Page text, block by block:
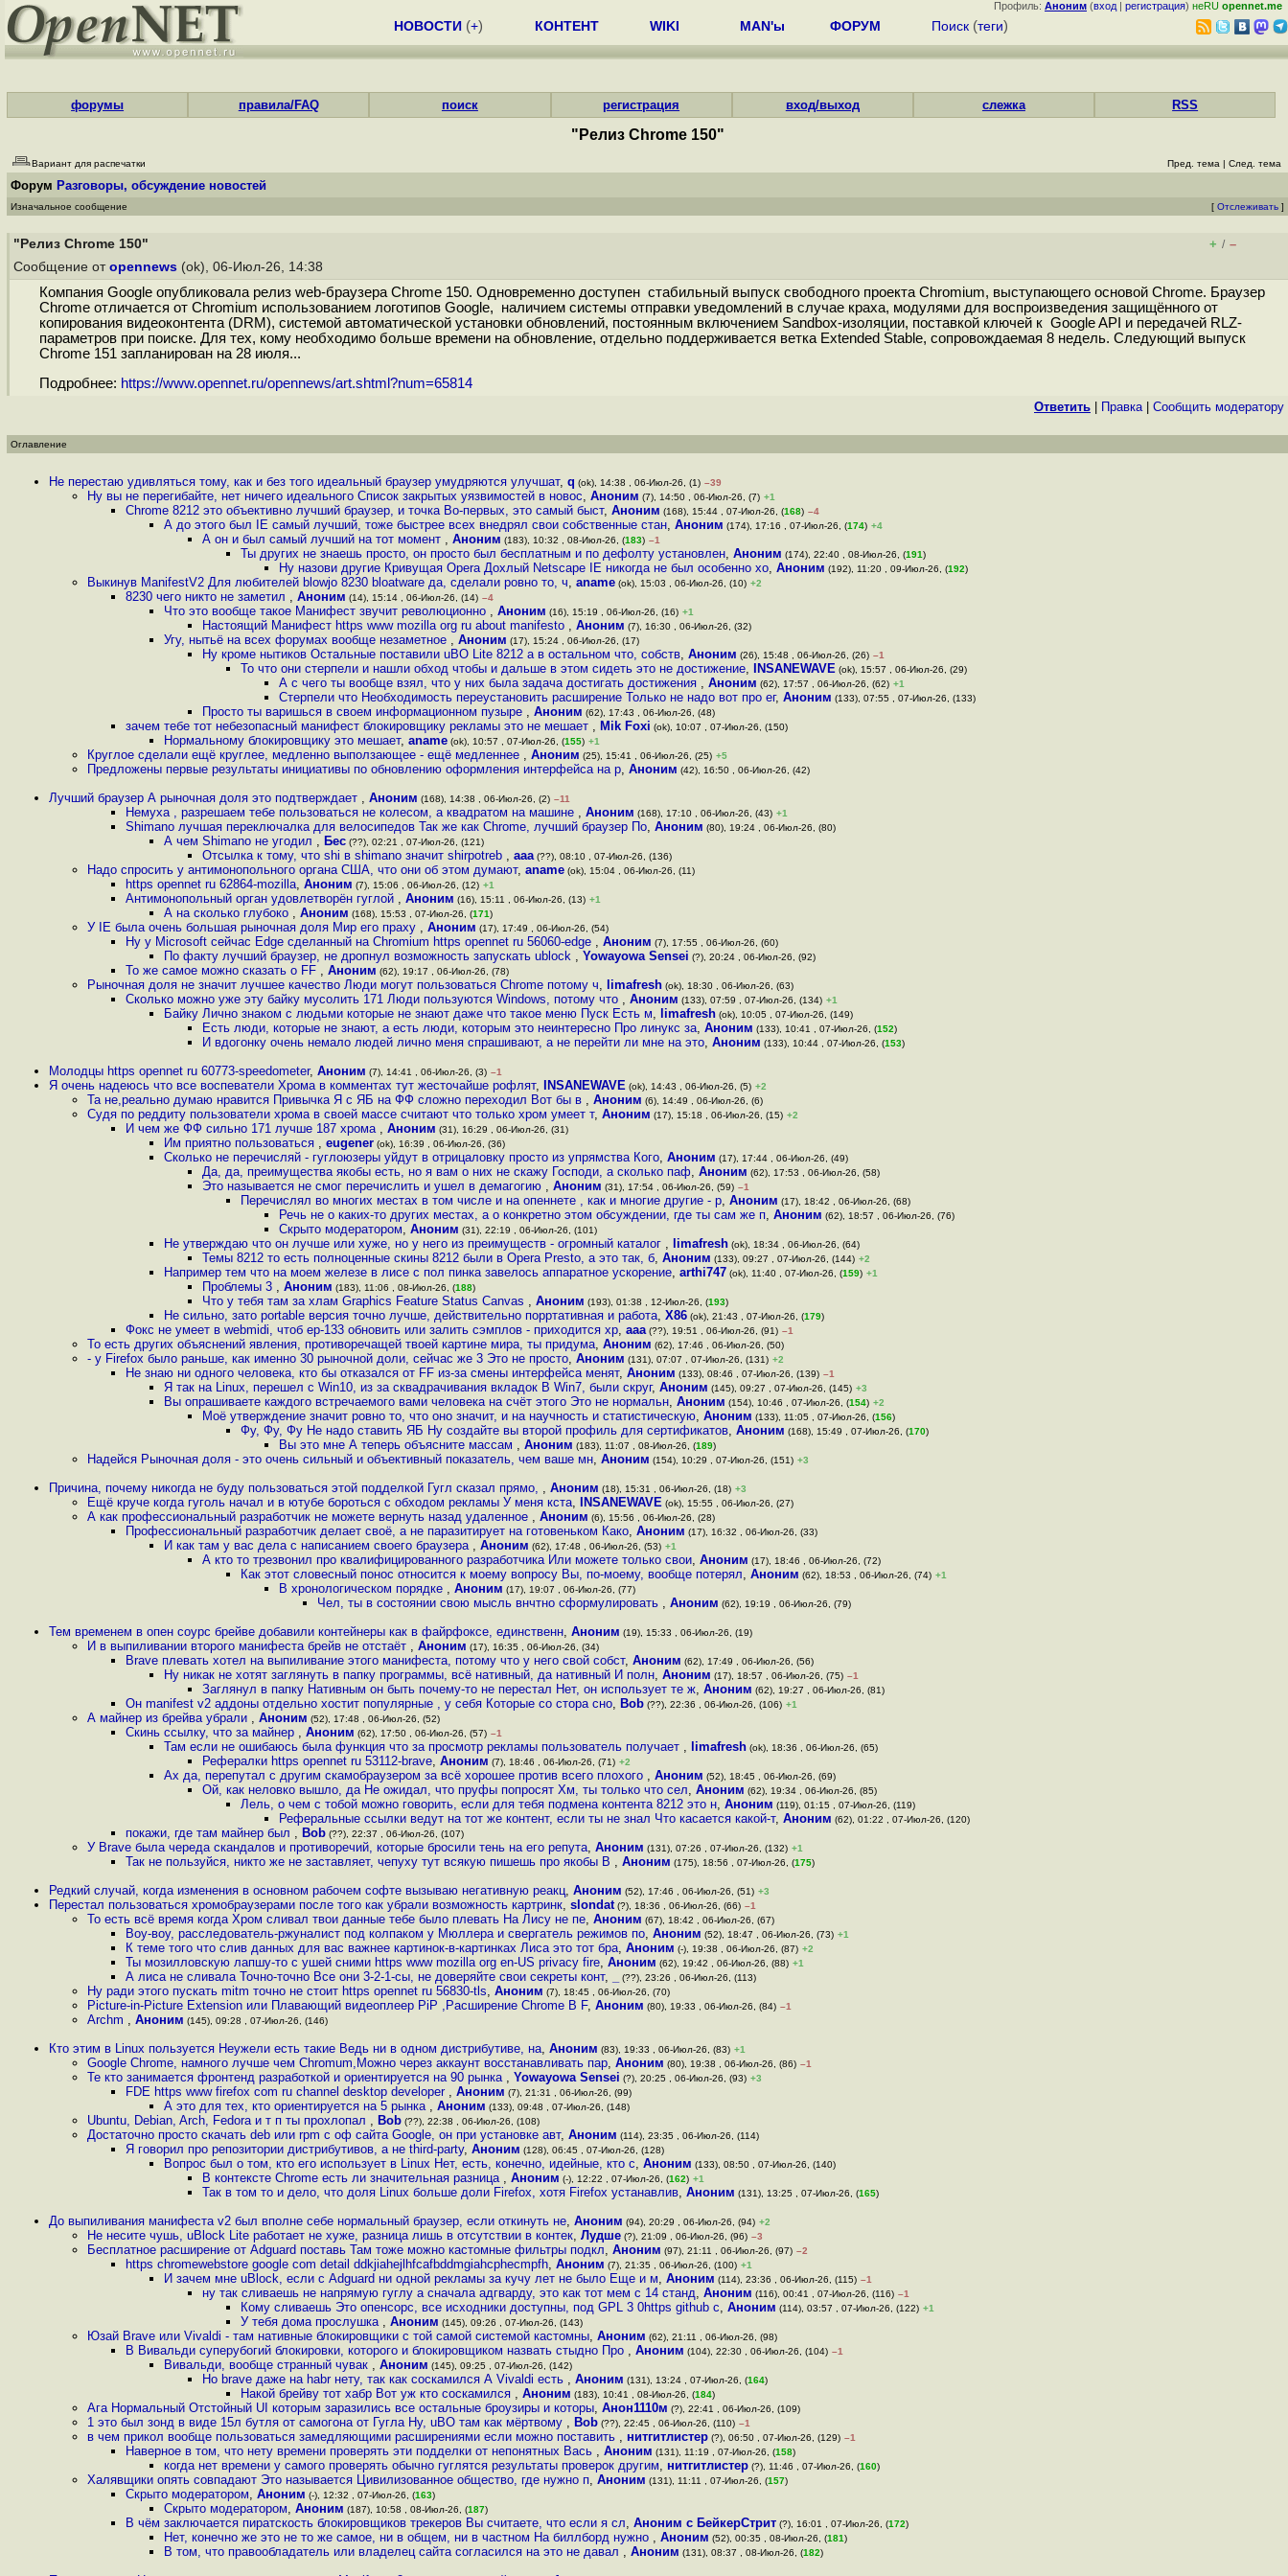
Профиль: Аноним (вход | регистрация) неRU opennet.me
НОВОСТИ (+) КОНТЕНТ WIKI MAN'ы ФОРУМ Поиск (теги)
форумы правила/FAQ поиск регистрация вход/выход слежка RSS
"Релиз Chrome 150"
Вариант для распечатки Пред. тема | След. тема
Форум Разговоры, обсуждение новостей
Изначальное сообщение [ Отслеживать ]
"Релиз Chrome 150" + / –
Сообщение от opennews (ok), 06-Июл-26, 14:38
Компания Google опубликовала релиз web-браузера Chrome 150. Одновременно доступен стабильный выпуск свободного проекта Chromium, выступающего основой Chrome. Браузер
Chrome отличается от Chromium использованием логотипов Google, наличием системы отправки уведомлений в случае краха, модулями для воспроизведения защищённого от
копирования видеоконтента (DRM), системой автоматической установки обновлений, постоянным включением Sandbox-изоляции, поставкой ключей к Google API и передачей RLZ-
параметров при поиске. Для тех, кому необходимо больше времени на обновление, отдельно поддерживается ветка Extended Stable, сопровождаемая 8 недель. Следующий выпуск
Chrome 151 запланирован на 28 июля...
Подробнее: https://www.opennet.ru/opennews/art.shtml?num=65814
Ответить Правка| Cообщить модератору
Оглавление
Не перестаю удивляться тому, как и без того идеальный браузер умудряются улучшат, q (ok), 14:38 , 06-Июл-26, (1) –39
Ну вы не перегибайте, нет ничего идеального Список закрытых уязвимостей в новос, Аноним (7), 14:50 , 06-Июл-26, (7) +1
Chrome 8212 это объективно лучший браузер, и точка Во-первых, это самый быст, Аноним (168), 15:44 , 07-Июл-26, (168) –4
А до этого был IE самый лучший, тоже быстрее всех внедрял свои собственные стан, Аноним (174), 17:16 , 07-Июл-26, (174) +4
А он и был самый лучший на тот момент , Аноним (183), 10:32 , 08-Июл-26, (183) –1
Ты других не знаешь просто, он просто был бесплатным и по дефолту установлен, Аноним (174), 22:40 , 08-Июл-26, (191)
Ну назови другие Кривущая Opera Дохлый Netscape IE никогда не был особенно хо, Аноним (192), 11:20 , 09-Июл-26, (192)
Выкинув ManifestV2 Для любителей blowjo 8230 bloatware да, сделали ровно то, ч, aname (ok), 15:03 , 06-Июл-26, (10) +2
8230 чего никто не заметил , Аноним (14), 15:14 , 06-Июл-26, (14) –4
Что это вообще такое Манифест звучит революционно , Аноним (16), 15:19 , 06-Июл-26, (16) +1
Настоящий Манифест https www mozilla org ru about manifesto , Аноним (7), 16:30 , 06-Июл-26, (32)
Угу, нытьё на всех форумах вообще незаметное , Аноним (17), 15:24 , 06-Июл-26, (17)
Ну кроме нытиков Остальные поставили uBO Lite 8212 а в остальном что, собств, Аноним (26), 15:48 , 06-Июл-26, (26) –1
То что они стерпели и нашли обход чтобы и дальше в этом сидеть это не достижение, INSANEWAVE (ok), 15:57 , 06-Июл-26, (29)
А с чего ты вообще взял, что у них была задача достигать достижения , Аноним (62), 17:57 , 06-Июл-26, (62) +1
Стерпели что Необходимость переустановить расширение Только не надо вот про ег, Аноним (133), 07:55 , 07-Июл-26, (133)
Просто ты варишься в своем информационном пузыре , Аноним (62), 17:43 , 06-Июл-26, (48)
зачем тебе тот небезопасный манифест блокировщику рекламы это не мешает , Mik Foxi (ok), 10:07 , 07-Июл-26, (150)
Нормальному блокировщику это мешает, aname (ok), 10:57 , 07-Июл-26, (155) +1
Круглое сделали ещё круглее, медленно выползающее - ещё медленнее , Аноним (25), 15:41 , 06-Июл-26, (25) +5
Предложены первые результаты инициативы по обновлению оформления интерфейса на р, Аноним (42), 16:50 , 06-Июл-26, (42)
Лучший браузер А рыночная доля это подтверждает , Аноним (168), 14:38 , 06-Июл-26, (2) –11
Немуха , разрешаем тебе пользоваться не колесом, а квадратом на машине , Аноним (168), 17:10 , 06-Июл-26, (43) +1
Shimano лучшая переключалка для велосипедов Так же как Chrome, лучший браузер По, Аноним (80), 19:24 , 06-Июл-26, (80)
А чем Shimano не угодил , Бес (??), 02:21 , 07-Июл-26, (121)
Отсылка к тому, что shi в shimano значит shirpotreb , ааа (??), 08:10 , 07-Июл-26, (136)
Надо спросить у антимонопольного органа США, что они об этом думают, aname (ok), 15:04 , 06-Июл-26, (11)
https opennet ru 62864-mozilla, Аноним (7), 15:06 , 06-Июл-26, (12) +1
Антимонопольный орган удовлетворён гуглой , Аноним (16), 15:11 , 06-Июл-26, (13) +1
А на сколько глубоко , Аноним (168), 15:53 , 07-Июл-26, (171)
У IE была очень большая рыночная доля Мир его праху , Аноним (17), 17:49 , 06-Июл-26, (54)
Ну у Microsoft сейчас Edge сделанный на Chromium https opennet ru 56060-edge , Аноним (7), 17:55 , 06-Июл-26, (60)
По факту лучший браузер, не дропнул возможность запускать ublock , Yowayowa Sensei (?), 20:24 , 06-Июл-26, (92)
То же самое можно сказать о FF , Аноним (62), 19:17 , 06-Июл-26, (78)
Рыночная доля не значит лучшее качество Люди могут пользоваться Chrome потому ч, limafresh (ok), 18:30 , 06-Июл-26, (63)
Сколько можно уже эту байку мусолить 171 Люди пользуются Windows, потому что , Аноним (133), 07:59 , 07-Июл-26, (134) +1
Байку Лично знаком с людьми которые не знают даже что такое меню Пуск Есть м, limafresh (ok), 10:05 , 07-Июл-26, (149)
Есть люди, которые не знают, а есть люди, которым это неинтересно Про линукс за, Аноним (133), 10:41 , 07-Июл-26, (152)
И вдогонку очень немало людей лично меня спрашивают, а не перейти ли мне на это, Аноним (133), 10:44 , 07-Июл-26, (153)
Молодцы https opennet ru 60773-speedometer, Аноним (7), 14:41 , 06-Июл-26, (3) –1
Я очень надеюсь что все воспеватели Хрома в комментах тут жесточайше рофлят, INSANEWAVE (ok), 14:43 , 06-Июл-26, (5) +2
Та не,реально думаю нравится Привычка Я с ЯБ на ФФ сложно переходил Вот бы в , Аноним (6), 14:49 , 06-Июл-26, (6)
Судя по реддиту пользователи хрома в своей массе считают что только хром умеет т, Аноним (17), 15:18 , 06-Июл-26, (15) +2
И чем же ФФ сильно 171 лучше 187 хрома , Аноним (31), 16:29 , 06-Июл-26, (31)
Им приятно пользоваться , eugener (ok), 16:39 , 06-Июл-26, (36)
Сколько не перечисляй - гуглоюзеры уйдут в отрицаловку просто из упрямства Кого, Аноним (17), 17:44 , 06-Июл-26, (49)
Да, да, преимущества якобы есть, но я вам о них не скажу Господи, а сколько паф, Аноним (62), 17:53 , 06-Июл-26, (58)
Это называется не смог перечислить и ушел в демагогию , Аноним (31), 17:54 , 06-Июл-26, (59) –1
Перечислял во многих местах в том числе и на опеннете , как и многие другие - р, Аноним (17), 18:42 , 06-Июл-26, (68)
Речь не о каких-то других местах, а о конкретно этом обсуждении, где ты сам же п, Аноним (62), 18:57 , 06-Июл-26, (76)
Скрыто модератором, Аноним (31), 22:19 , 06-Июл-26, (101)
Не утверждаю что он лучше или хуже, но у него из преимуществ - огромный каталог , limafresh (ok), 18:34 , 06-Июл-26, (64)
Темы 8212 то есть полноценные скины 8212 были в Opera Presto, а это так, б, Аноним (133), 09:27 , 07-Июл-26, (144) +2
Например тем что на моем железе в лисе с пол пинка завелось аппаратное ускорение, arthi747 (ok), 11:40 , 07-Июл-26, (159) +1
Проблемы 3 , Аноним (183), 11:06 , 08-Июл-26, (188)
Что у тебя там за хлам Graphics Feature Status Canvas , Аноним (193), 01:38 , 12-Июл-26, (193)
Не сильно, зато portable версия точно лучше, действительно порртативная и работа, X86 (ok), 21:43 , 07-Июл-26, (179)
Фокс не умеет в webmidi, чтоб ep-133 обновить или залить сэмплов - приходится хр, ааа (??), 19:51 , 06-Июл-26, (91) –1
То есть других объяснений явления, противоречащей твоей картине мира, ты придума, Аноним (62), 17:46 , 06-Июл-26, (50)
- у Firefox было раньше, как именно 30 рыночной доли, сейчас же 3 Это не просто, Аноним (131), 07:07 , 07-Июл-26, (131) +2
Не знаю ни одного человека, кто бы отказался от FF из-за смены интерфейса менят, Аноним (133), 08:46 , 07-Июл-26, (139) –1
Я так на Linux, перешел с Win10, из за сквадрачивания вкладок В Win7, были скруг, Аноним (145), 09:27 , 07-Июл-26, (145) +3
Вы опрашиваете каждого встречаемого вами человека на счёт этого Это не нормальн, Аноним (154), 10:46 , 07-Июл-26, (154) +2
Моё утверждение значит ровно то, что оно значит, и на научность и статистическую, Аноним (133), 11:05 , 07-Июл-26, (156)
Фу, Фу, Фу Не надо ставить ЯБ Ну создайте вы второй профиль для сертификатов, Аноним (168), 15:49 , 07-Июл-26, (170)
Вы это мне А теперь объясните массам , Аноним (183), 11:07 , 08-Июл-26, (189)
Надейся Рыночная доля - это очень сильный и объективный показатель, чем ваше мн, Аноним (154), 10:29 , 07-Июл-26, (151) +3
Причина, почему никогда не буду пользоваться этой подделкой Гугл сказал прямо, , Аноним (18), 15:31 , 06-Июл-26, (18) +3
Ещё круче когда гуголь начал и в ютубе бороться с обходом рекламы У меня кста, INSANEWAVE (ok), 15:55 , 06-Июл-26, (27)
А как профессиональный разработчик не можете вернуть назад удаленное , Аноним (6), 15:56 , 06-Июл-26, (28)
Профессиональный разработчик делает своё, а не паразитирует на готовеньком Како, Аноним (17), 16:32 , 06-Июл-26, (33)
И как там у вас дела с написанием своего браузера , Аноним (62), 17:48 , 06-Июл-26, (53) +1
А кто то трезвонил про квалифицированного разработчика Или можете только свои, Аноним (17), 18:46 , 06-Июл-26, (72)
Как этот словесный понос относится к моему вопросу Вы, по-моему, вообще потерял, Аноним (62), 18:53 , 06-Июл-26, (74) +1
В хронологическом порядке , Аноним (17), 19:07 , 06-Июл-26, (77)
Чел, ты в состоянии свою мысль внчтно сформулировать , Аноним (62), 19:19 , 06-Июл-26, (79)
Тем временем в опен соурс брейве добавили контейнеры как в файрфоксе, единственн, Аноним (19), 15:33 , 06-Июл-26, (19)
И в выпиливании второго манифеста брейв не отстаёт , Аноним (17), 16:35 , 06-Июл-26, (34)
Brave плевать хотел на выпиливание этого манифеста, потому что у него свой собст, Аноним (62), 17:49 , 06-Июл-26, (56)
Ну никак не хотят заглянуть в папку программы, всё нативный, да нативный И полн, Аноним (17), 18:57 , 06-Июл-26, (75) –1
Заглянул в папку Нативным он быть почему-то не перестал Нет, он использует те ж, Аноним (62), 19:27 , 06-Июл-26, (81)
Он manifest v2 аддоны отдельно хостит популярные , у себя Которые со стора сно, Bob (??), 22:36 , 06-Июл-26, (106) +1
А майнер из брейва убрали , Аноним (52), 17:48 , 06-Июл-26, (52)
Скинь ссылку, что за майнер , Аноним (62), 17:50 , 06-Июл-26, (57) –1
Там если не ошибаюсь была функция что за просмотр рекламы пользователь получает , limafresh (ok), 18:36 , 06-Июл-26, (65)
Рефералки https opennet ru 53112-brave, Аноним (7), 18:46 , 06-Июл-26, (71) +2
Ах да, перепутал с другим скамобраузером за всё хорошее против всего плохого , Аноним (52), 18:45 , 06-Июл-26, (69)
Ой, как неловко вышло, да Не ожидал, что пруфы попросят Хм, ты только что сел, Аноним (62), 19:34 , 06-Июл-26, (85)
Лель, о чем с тобой можно говорить, если для тебя подмена контента 8212 это н, Аноним (119), 01:15 , 07-Июл-26, (119)
Реферальные ссылки ведут на тот же контент, если ты не знал Что касается какой-т, Аноним (62), 01:22 , 07-Июл-26, (120)
покажи, где там майнер был , Bob (??), 22:37 , 06-Июл-26, (107)
У Brave была череда скандалов и противоречий, которые бросили тень на его репута, Аноним (131), 07:26 , 07-Июл-26, (132) +1
Так не пользуйся, никто же не заставляет, чепуху тут всякую пишешь про якобы В , Аноним (175), 18:56 , 07-Июл-26, (175)
Редкий случай, когда изменения в основном рабочем софте вызываю негативную реакц, Аноним (52), 17:46 , 06-Июл-26, (51) +3
Перестал пользоваться хромобраузерами после того как убрали возможность картринк, slondat (?), 18:36 , 06-Июл-26, (66) –1
То есть всё время когда Хром сливал твои данные тебе было плевать На Лису не пе, Аноним (67), 18:42 , 06-Июл-26, (67)
Воу-воу, расследователь-ржуналист под колпаком у Мюллера и свергатель режимов по, Аноним (52), 18:47 , 06-Июл-26, (73) +1
К теме того что слив данных для вас важнее картинок-в-картинках Лиса это тот бра, Аноним (-), 19:38 , 06-Июл-26, (87) +2
Ты мозилловскую лапшу-то с ушей сними https www mozilla org en-US privacy fire, Аноним (62), 19:42 , 06-Июл-26, (88) +1
А лиса не сливала Точно-точно Все они 3-2-1-сы, не доверяйте свои секреты конт, (??), 23:26 , 06-Июл-26, (113)
Ну ради этого пускать mitm точно не стоит https opennet ru 56830-tls, Аноним (7), 18:45 , 06-Июл-26, (70)
Picture-in-Picture Extension или Плавающий видеоплеер PiP ,Расширение Chrome В F, Аноним (80), 19:33 , 06-Июл-26, (84) –1
Archm , Аноним (145), 09:28 , 07-Июл-26, (146)
Кто этим в Linux пользуется Неужели есть такие Ведь ни в одном дистрибутиве, на, Аноним (83), 19:33 , 06-Июл-26, (83) +1
Google Chrome, намного лучше чем Chromum,Можно через аккаунт восстанавливать пар, Аноним (80), 19:38 , 06-Июл-26, (86) –1
Те кто занимается фронтенд разработкой и ориентируется на 90 рынка , Yowayowa Sensei (?), 20:25 , 06-Июл-26, (93) +3
FDE https www firefox com ru channel desktop developer , Аноним (7), 21:31 , 06-Июл-26, (99)
А это для тех, кто ориентируется на 5 рынка , Аноним (133), 09:48 , 07-Июл-26, (148)
Ubuntu, Debian, Arch, Fedora и т п ты прохлопал , Bob (??), 22:38 , 06-Июл-26, (108)
Достаточно просто скачать deb или rpm с оф сайта Google, он при установке авт, Аноним (114), 23:35 , 06-Июл-26, (114)
Я говорил про репозитории дистрибутивов, а не third-party, Аноним (128), 06:45 , 07-Июл-26, (128)
Вопрос был о том, кто его использует в Linux Нет, есть, конечно, идейные, кто с, Аноним (133), 08:50 , 07-Июл-26, (140)
В контексте Chrome есть ли значительная разница , Аноним (-), 12:22 , 07-Июл-26, (162) +1
Так в том то и дело, что доля Linux больше доли Firefox, хотя Firefox устанавлив, Аноним (131), 13:25 , 07-Июл-26, (165)
До выпиливания манифеста v2 был вполне себе нормальный браузер, если откинуть не, Аноним (94), 20:29 , 06-Июл-26, (94) +2
Не несите чушь, uBlock Lite работает не хуже, разница лишь в отсутствии в контек, Лудше (?), 21:09 , 06-Июл-26, (96) –3
Бесплатное расширение от Adguard поставь Там тоже можно кастомные фильтры подкл, Аноним (97), 21:11 , 06-Июл-26, (97) –2
https chromewebstore google com detail ddkjiahejlhfcafbddmgiahcphecmpfh, Аноним (7), 21:35 , 06-Июл-26, (100) +1
И зачем мне uBlock, если с Adguard ни одной рекламы за кучу лет не было Еще и м, Аноним (114), 23:36 , 06-Июл-26, (115) –1
ну так сливаешь не напрямую гуглу а сначала адгварду, это как тот мем с 14 станд, Аноним (116), 00:41 , 07-Июл-26, (116) –1
Кому сливаешь Это опенсорс, все исходники доступны, под GPL 3 0https github c, Аноним (114), 03:57 , 07-Июл-26, (122) +1
У тебя дома прослушка , Аноним (145), 09:26 , 07-Июл-26, (143)
Юзай Brave или Vivaldi - там нативные блокировщики с той самой системой кастомны, Аноним (62), 21:11 , 06-Июл-26, (98)
В Вивальди суперубогий блокировки, которого и блокировщиком назвать стыдно Про , Аноним (104), 22:30 , 06-Июл-26, (104) –1
Вивальди, вообще странный чувак , Аноним (145), 09:25 , 07-Июл-26, (142)
Но brave даже на habr нету, так как соскамился А Vivaldi есть , Аноним (131), 13:24 , 07-Июл-26, (164)
Накой брейву тот хабр Вот уж кто соскамился , Аноним (183), 10:41 , 08-Июл-26, (184)
Ага Нормальный Отстойный UI которым заразились все остальные броузиры и которы, Анон1110м (?), 22:41 , 06-Июл-26, (109)
1 это был зонд в виде 15л бутля от самогона от Гугла Ну, uBO там как мёртвому , Bob (??), 22:45 , 06-Июл-26, (110) –1
в чем прикол вообще пользоваться замедляющими расширениями если можно поставить , нитгитлистер (?), 06:50 , 07-Июл-26, (129) –1
Наверное в том, что нету времени проверять эти подделки от непонятных Вась , Аноним (131), 11:19 , 07-Июл-26, (158)
когда нет времени у самого проверять обычно гуглятся результаты проверок другим, нитгитлистер (?), 11:46 , 07-Июл-26, (160)
Халявщики опять совпадают Это называется Цивилизованное общество, где нужно п, Аноним (131), 11:11 , 07-Июл-26, (157)
Скрыто модератором, Аноним (-), 12:32 , 07-Июл-26, (163)
Скрыто модератором, Аноним (187), 10:58 , 08-Июл-26, (187)
В чём заключается пиратскость блокировщиков трекеров Вы считаете, что если я сл, Аноним с БейкерСтрит (?), 16:01 , 07-Июл-26, (172)
Нет, конечно же это не то же самое, ни в общем, ни в частном На биллборд нужно , Аноним (52), 00:35 , 08-Июл-26, (181)
В том, что правообладатель или владелец сайта согласился на это не давал , Аноним (131), 08:37 , 08-Июл-26, (182)